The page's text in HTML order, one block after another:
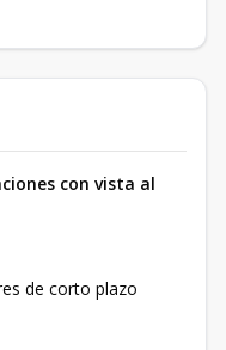
con vista al
de corto plazo